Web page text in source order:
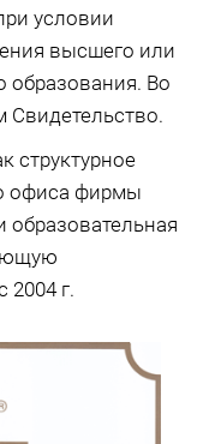
условии
высшего или
образования. Во
Свидетельство.
структурное
офиса фирмы
2004 г.